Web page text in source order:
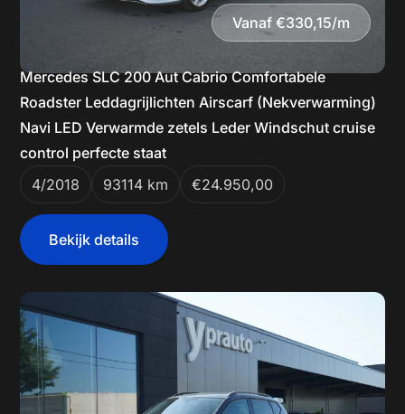
Vanaf €330,15/m
Mercedes SLC 200 Aut Cabrio Comfortabele
Roadster Leddagrijlichten Airscarf (Nekverwarming)
Navi LED Verwarmde zetels Leder Windschut cruise
control perfecte staat
4/2018
93114 km €24.950,00
Bekijk details